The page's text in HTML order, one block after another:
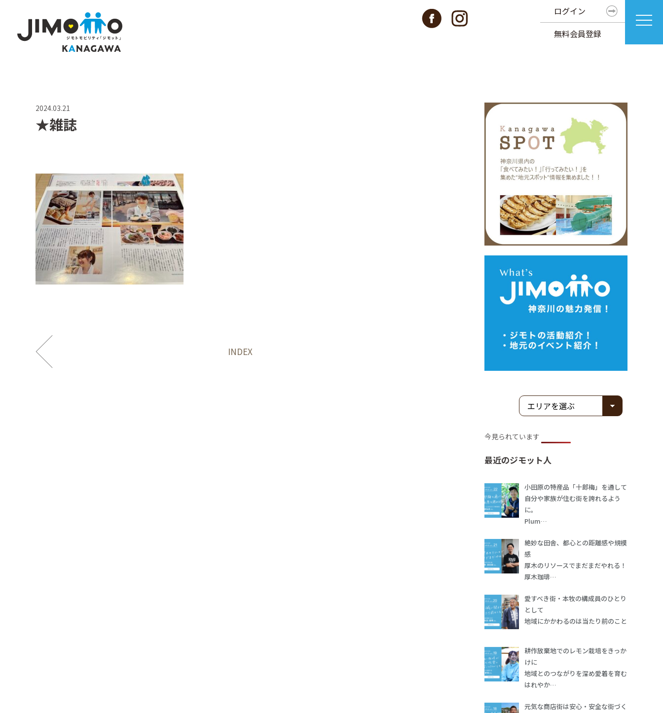
ログイン
無料会員登録
2024.03.21
★雑誌
INDEX
今見られています
最近のジモット人
小田原の特産品「十郎梅」を通して
自分や家族が住む街を誇れるよう
に。
Plum…
絶妙な田舎、都心との距離感や規模
感
厚木のリソースでまだまだやれる！
厚木珈琲…
愛すべき街・本牧の構成員のひとり
として
地域にかかわるのは当たり前のこと
耕作放棄地でのレモン栽培をきっか
けに
地域とのつながりを深め愛着を育む
はれやか…
元気な商店街は安心・安全な街づく